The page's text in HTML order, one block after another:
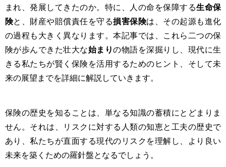
まれ、発展してきたのか。特に、人の命を保障する生命保
険と、財産や賠償責任を守る損害保険は、その起源も進化
の過程も大きく異なります。本記事では、これら二つの保
険が歩んできた壮大な始まりの物語を深掘りし、現代に生
きる私たちが賢く保険を活用するためのヒント、そして未
来の展望までを詳細に解説していきます。
保険の歴史を知ることは、単なる知識の蓄積にとどまりま
せん。それは、リスクに対する人類の知恵と工夫の歴史で
あり、私たちが直面する現代のリスクを理解し、より良い
未来を築くための羅針盤となるでしょう。